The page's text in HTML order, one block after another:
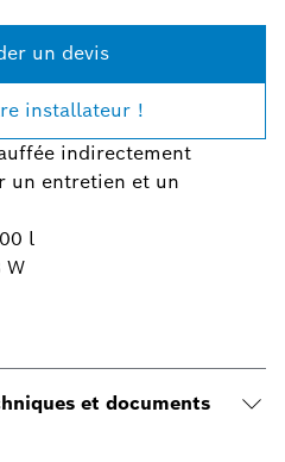
un devis
installateur !
indirectement
un entretien et un
l
W
et documents